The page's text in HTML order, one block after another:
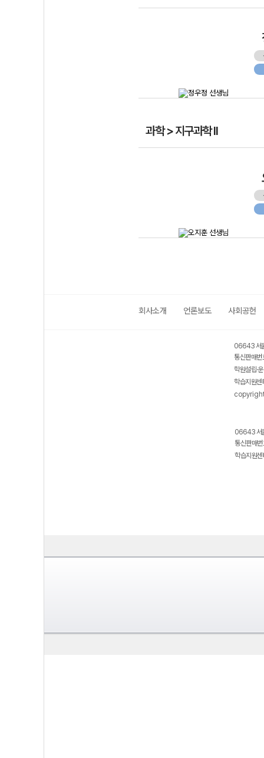
과학 > 지구과학 II
회사소개 언론보도 사회공헌
06643 서
통신판매
학원설립·
학습지원
06643 서
통신판매
학습지원